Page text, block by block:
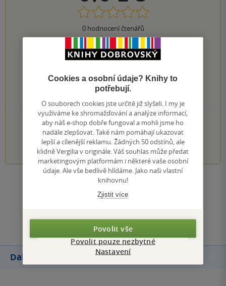
0hodnocení čtenářů
0×
5 hvězdiček
0×
3 hvězdičky
0×
2 hvězdičky
0×
PŘIDEJTE SVÉ HODNOCENÍ KNIHY
1 2 3 4 5
Zobrazit všechna hodnocení
Další knihy autora
Cookies a osobní údaje? Knihy to
potřebují.
O souborech cookies jste určitě již slyšeli. I my je
využíváme ke shromažďování a analýze informací,
aby náš e-shop dobře fungoval a mohli jsme ho
nadále zlepšovat. Také nám pomáhají ukazovat
lepší a cílenější reklamu. Žádných 50 odstínů, ale
klidně Vergilia v originále. Váš souhlas může předat
marketingovým platformám i některé vaše osobní
údaje. Ale vše bedlivě hlídáme. Jako naši vlastní
knihovnu!
Zjistit více
Povolit vše
Povolit pouze nezbytné
Nastavení